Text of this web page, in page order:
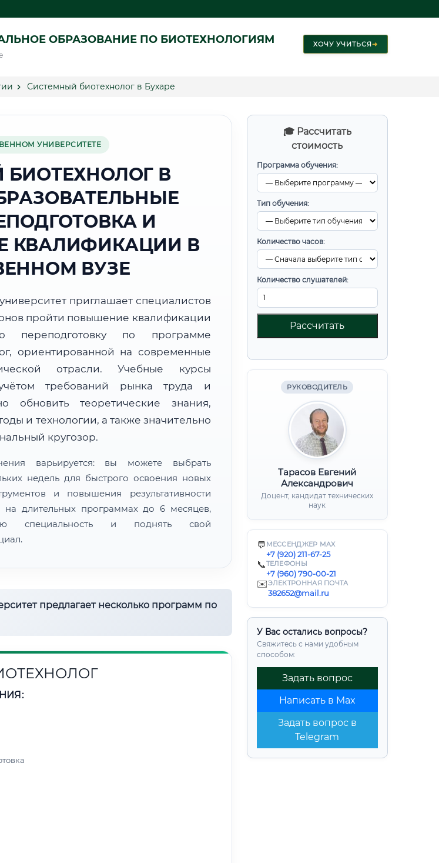
ОБРАЗОВАНИЕ ПО БИОТЕХНОЛОГИЯМ ХОЧУ УЧИТЬСЯ➜
Системный биотехнолог в Бухаре
🎓 Рассчитать
стоимость
Программа обучения:
Тип обучения:
Количество часов:
Количество слушателей:
Рассчитать
РУКОВОДИТЕЛЬ
Тарасов Евгений
Александрович
Доцент, кандидат технических
наук
💬 МЕССЕНДЖЕР MAX
+7 (920) 211-67-25
📞ТЕЛЕФОНЫ
+7 (960) 790-00-21
✉️ЭЛЕКТРОННАЯ ПОЧТА
382652@mail.ru
У Вас остались вопросы?
Свяжитесь с нами удобным
способом:
Задать вопрос
Написать в Max
Задать вопрос в
Telegram
УНИВЕРСИТЕТЕ
В
И
КВАЛИФИКАЦИИ В
ВУЗЕ
приглашает специалистов
пройти повышение квалификации
переподготовку по программе
ориентированной на современные
отрасли. Учебные курсы
требований рынка труда и
обновить теоретические знания,
и технологии, а также значительно
кругозор.
варьируется: вы можете выбрать
недель для быстрого освоения новых
и повышения результативности
на длительных программах до 6 месяцев,
специальность и поднять свой
предлагает несколько программ по